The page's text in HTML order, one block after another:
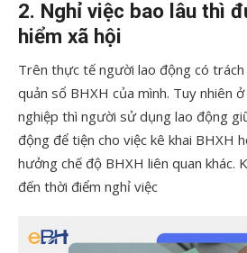
2. Nghỉ việc bao lâu thì
hiểm xã hội
Trên thực tế người lao động có
quản sổ BHXH của mình. Tuy nhiên
nghiệp thì người sử dụng lao động
động để tiện cho việc kê khai BHXH
hưởng chế độ BHXH liên quan khác.
đến thời điểm nghỉ việc